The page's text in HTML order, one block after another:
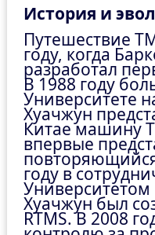
История и
Путешествие
году, когда
разработал
В 1988 году
Университете
Хуачжун
Китае машину
впервые
году в
Университетом
Хуачжун был
RTMS. В 2008